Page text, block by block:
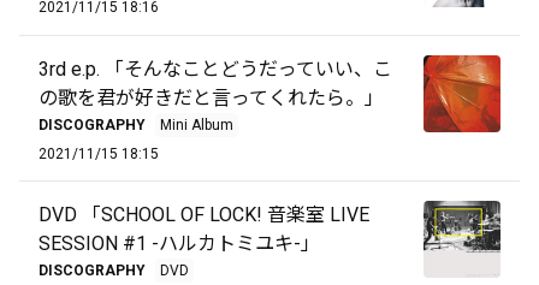
2021/11/15 18:16
3rd e.p. 「そんなことどうだっていい、こ
の歌を君が好きだと言ってくれたら。」
DISCOGRAPHY
Mini Album
2021/11/15 18:15
DVD 「SCHOOL OF LOCK! 音楽室 LIVE
SESSION #1 -ハルカトミユキ-」
DISCOGRAPHY
DVD